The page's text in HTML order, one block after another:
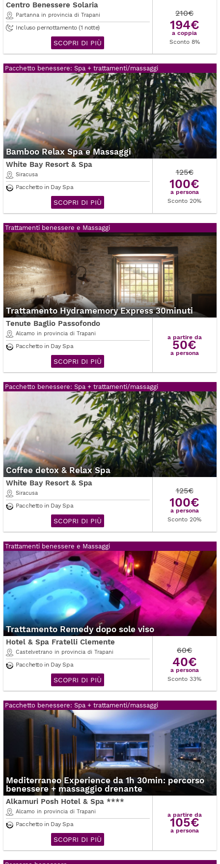
Centro Benessere Solaria
Partanna in provincia di Trapani
Incluso pernottamento (1 notte)
SCOPRI DI PIÙ
210€
194€
a coppia
Sconto 8%
Pacchetto benessere: Spa + trattamenti/massaggi
Bamboo Relax Spa e Massaggi
White Bay Resort & Spa
Siracusa
Pacchetto in Day Spa
SCOPRI DI PIÙ
125€
100€
a persona
Sconto 20%
Trattamenti benessere e Massaggi
Trattamento Hydramemory Express 30minuti
Tenute Baglio Passofondo
Alcamo in provincia di Trapani
Pacchetto in Day Spa
SCOPRI DI PIÙ
a partire da
50€
a persona
Pacchetto benessere: Spa + trattamenti/massaggi
Coffee detox & Relax Spa
White Bay Resort & Spa
Siracusa
Pacchetto in Day Spa
SCOPRI DI PIÙ
125€
100€
a persona
Sconto 20%
Trattamenti benessere e Massaggi
Trattamento Remedy dopo sole viso
Hotel & Spa Fratelli Clemente
Castelvetrano in provincia di Trapani
Pacchetto in Day Spa
SCOPRI DI PIÙ
60€
40€
a persona
Sconto 33%
Pacchetto benessere: Spa + trattamenti/massaggi
Mediterraneo Experience da 1h 30min: percorso
benessere + massaggio drenante
Alkamuri Posh Hotel & Spa ****
Alcamo in provincia di Trapani
Pacchetto in Day Spa
SCOPRI DI PIÙ
a partire da
105€
a persona